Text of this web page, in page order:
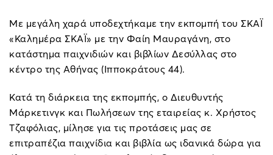
Με μεγάλη χαρά υποδεχτήκαμε την εκπομπή του ΣΚΑΪ
«Καλημέρα ΣΚΑΪ» με την Φαίη Μαυραγάνη, στο
κατάστημα παιχνιδιών και βιβλίων Δεσύλλας στο
κέντρο της Αθήνας (Ιπποκράτους 44).
Κατά τη διάρκεια της εκπομπής, ο Διευθυντής
Μάρκετινγκ και Πωλήσεων της εταιρείας κ. Χρήστος
Τζαφόλιας, μίλησε για τις προτάσεις μας σε
επιτραπέζια παιχνίδια και βιβλία ως ιδανικά δώρα για